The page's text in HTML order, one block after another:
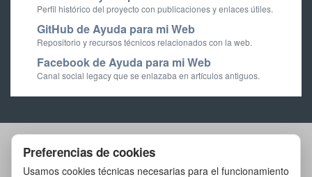
Perfil histórico del proyecto con publicaciones y enlaces útiles.
GitHub de Ayuda para mi Web
Repositorio y recursos técnicos relacionados con la web.
Facebook de Ayuda para mi Web
Canal social legacy que se enlazaba en artículos antiguos.
Artículos Herramientas
Preferencias de cookies
Usamos cookies técnicas necesarias para el funcionamiento